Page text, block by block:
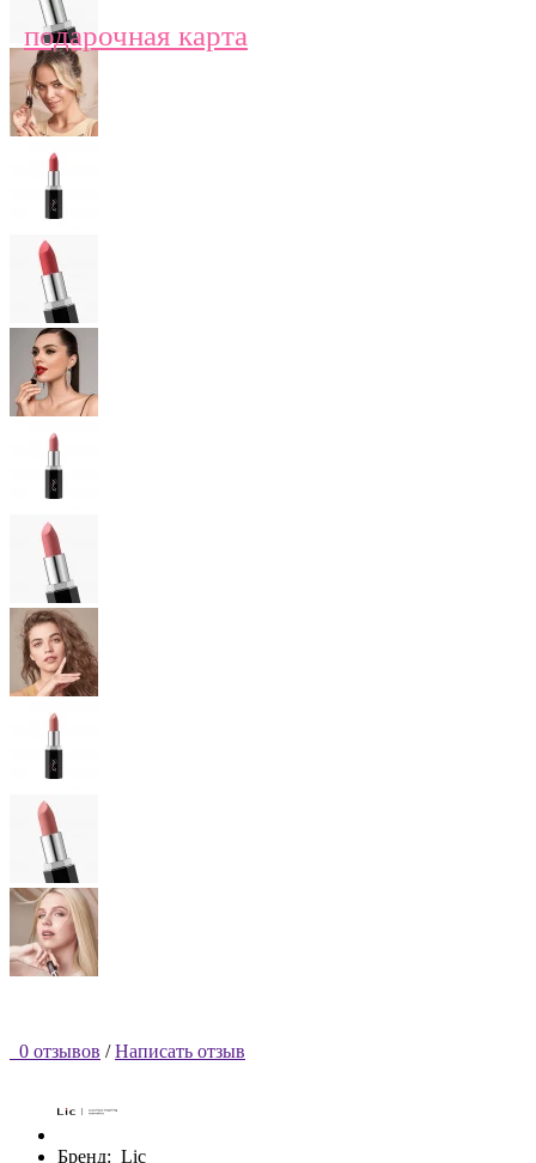
подарочная карта
0 отзывов / Написать отзыв
Бренд: Lic